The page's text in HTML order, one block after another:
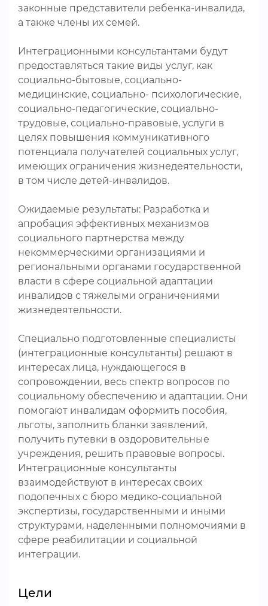
законные представители ребенка-инвалида,
а также члены их семей.
Интеграционными консультантами будут
предоставляться такие виды услуг, как
социально-бытовые, социально-
медицинские, социально- психологические,
социально-педагогические, социально-
трудовые, социально-правовые, услуги в
целях повышения коммуникативного
потенциала получателей социальных услуг,
имеющих ограничения жизнедеятельности,
в том числе детей-инвалидов.
Ожидаемые результаты: Разработка и
апробация эффективных механизмов
социального партнерства между
некоммерческими организациями и
региональными органами государственной
власти в сфере социальной адаптации
инвалидов с тяжелыми ограничениями
жизнедеятельности.
Специально подготовленные специалисты
(интеграционные консультанты) решают в
интересах лица, нуждающегося в
сопровождении, весь спектр вопросов по
социальному обеспечению и адаптации. Они
помогают инвалидам оформить пособия,
льготы, заполнить бланки заявлений,
получить путевки в оздоровительные
учреждения, решить правовые вопросы.
Интеграционные консультанты
взаимодействуют в интересах своих
подопечных с бюро медико-социальной
экспертизы, государственными и иными
структурами, наделенными полномочиями в
сфере реабилитации и социальной
интеграции.
Цели